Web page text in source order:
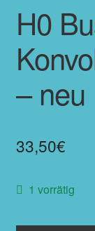
H0
– neu
33,50€
1 vorrätig